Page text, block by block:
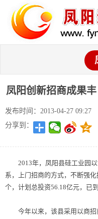
凤阳创新招商成果
发布时间：2013-04-27 09:27
分享到：
2013年，凤阳县硅工业园以
系，上门招商的方式，不断强
个，计划总投资56.18亿元，已
今年以来，该县采用以商招